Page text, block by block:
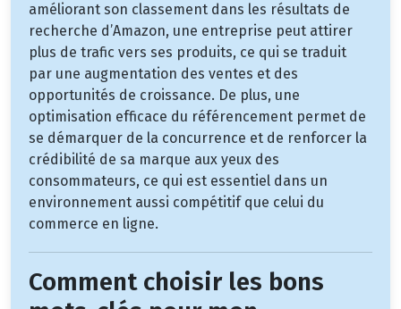
améliorant son classement dans les résultats de
recherche d’Amazon, une entreprise peut attirer
plus de trafic vers ses produits, ce qui se traduit
par une augmentation des ventes et des
opportunités de croissance. De plus, une
optimisation efficace du référencement permet de
se démarquer de la concurrence et de renforcer la
crédibilité de sa marque aux yeux des
consommateurs, ce qui est essentiel dans un
environnement aussi compétitif que celui du
commerce en ligne.
Comment choisir les bons